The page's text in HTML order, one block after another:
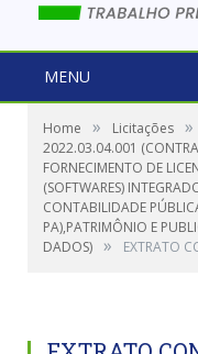
MENU
Home » Licitações »
2022.03.04.001
FORNECIMENTO DE
(SOFTWARES)
CONTABILIDADE
PA),PATRIMÔNIO E
DADOS) » EXTRATO